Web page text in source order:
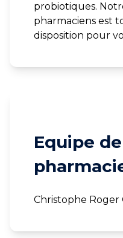
probiotiques.
pharmaciens est
disposition pour
Equipe de
Christophe Roger